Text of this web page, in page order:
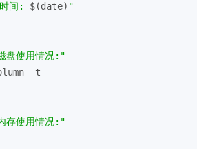
间: $(date) "
盘使用情况:"
-t
存使用情况:"